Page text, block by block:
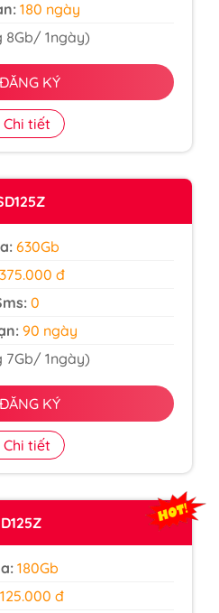
180 ngày
8Gb/ 1ngày)
KÝ
tiết
630Gb
375.000 đ
0
90 ngày
7Gb/ 1ngày)
KÝ
tiết
180Gb
125.000 đ